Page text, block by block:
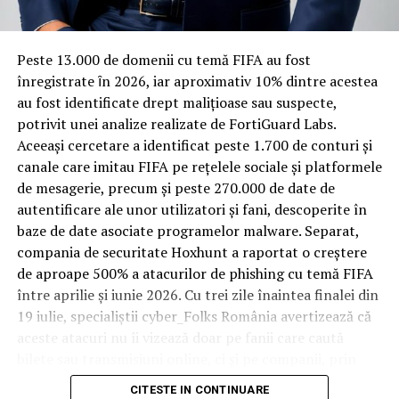
URMATORUL
Nu te poţi baza pe nimeni, eşti pe cont propriu! |
Capitala24
NU RATATI
S-a aflat! Ce se întâmplă, de fapt, cu bugetul pe 2019 /
Comisarul de Prahova – Comisarul de Prahova
materiale rezistente
Spre diferență de o locuință obișnuită, o cameră de hotel
trece printr-un ciclu de utilizare intensă: oaspeți diferiți,
bagaje trase pe roți, curățenie zilnică, uneori mai multe
rezervări consecutive în aceeași săptămână. Această
frecvență ridicată de utilizare pune presiune reală pe
orice suprafață, iar pardoseala este printre primele
elemente afectate vizibil, mai ales în zona din jurul
patului și a ușii de acces.
În etapa de renovare sau construcție, administratorii
care iau în calcul mocheta trafic intens
pentru zonele
cu rotație mare reduc riscul de uzură prematură și de
decolorare vizibilă în punctele de trecere frecventă. Este
o decizie care ține mai puțin de stil și mai mult de
după primele sezoane de utilizare intensă.
Peste 13.000 de domenii cu temă FIFA au fost
înregistrate ȋn 2026, iar aproximativ 10% dintre acestea
au fost identificate drept malițioase sau suspecte,
potrivit unei analize realizate de FortiGuard Labs.
Aceeași cercetare a identificat peste 1.700 de conturi și
canale care imitau FIFA pe rețelele sociale și platformele
de mesagerie, precum și peste 270.000 de date de
autentificare ale unor utilizatori și fani, descoperite în
baze de date asociate programelor malware. Separat,
compania de securitate Hoxhunt a raportat o creștere
de aproape 500% a atacurilor de phishing cu temă FIFA
între aprilie și iunie 2026. Cu trei zile înaintea finalei din
19 iulie, specialiștii cyber_Folks România avertizează că
conturile, dispozitivele și infrastructura digitală
CITESTE IN CONTINUARE